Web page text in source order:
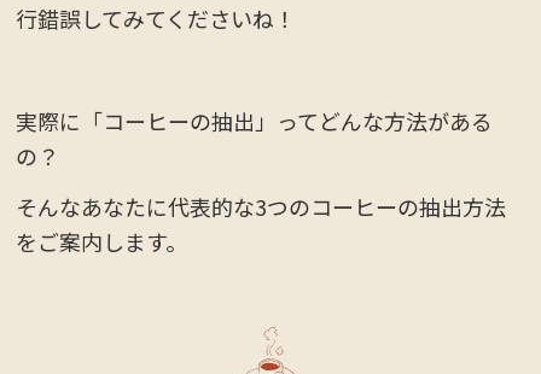
行錯誤してみてくださいね！
実際に「コーヒーの抽出」ってどんな方法がある
の？
そんなあなたに代表的な3つのコーヒーの抽出方法
をご案内します。